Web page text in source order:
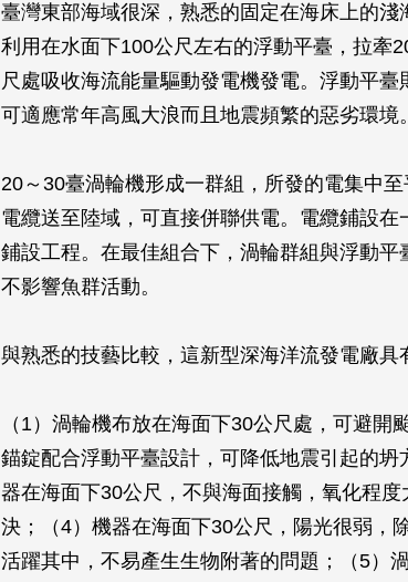
臺灣東部海域很深，熟悉的固定在海床上的
利用在水面下100公尺左右的浮動平臺，拉牽
尺處吸收海流能量驅動發電機發電。浮動平臺
可適應常年高風大浪而且地震頻繁的惡劣環境。
20～30臺渦輪機形成一群組，所發的電集中
電纜送至陸域，可直接併聯供電。電纜鋪設
鋪設工程。在最佳組合下，渦輪群組與浮動
不影響魚群活動。
與熟悉的技藝比較，這新型深海洋流發電廠具
（1）渦輪機布放在海面下30公尺處，可避
錨錠配合浮動平臺設計，可降低地震引起的
器在海面下30公尺，不與海面接觸，氧化程
決；（4）機器在海面下30公尺，陽光很弱，
活躍其中，不易產生生物附著的問題；（5）